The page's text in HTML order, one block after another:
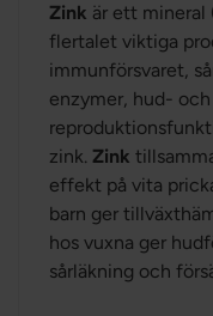
Zink är ett mineral
flertalet viktiga
immunförsvaret,
enzymer, hud- och
zink. Zink
effekt på vita
barn ger
hos vuxna ger
sårläkning och